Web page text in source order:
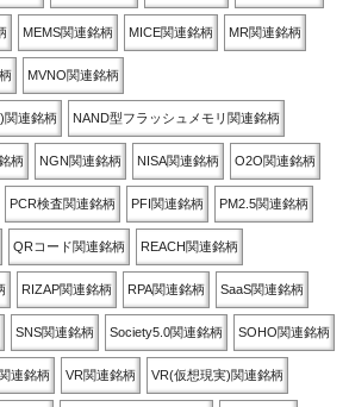
MEMS関連銘柄 MICE関連銘柄 MR関連銘柄
MVNO関連銘柄
関連銘柄 NAND型フラッシュメモリ関連銘柄
柄 NGN関連銘柄 NISA関連銘柄 O2O関連銘柄
PCR検査関連銘柄 PFI関連銘柄 PM2.5関連銘柄
QRコード関連銘柄 REACH関連銘柄
RIZAP関連銘柄 RPA関連銘柄 SaaS関連銘柄
SNS関連銘柄 Society5.0関連銘柄 SOHO関連銘柄
連銘柄 VR関連銘柄 VR(仮想現実)関連銘柄